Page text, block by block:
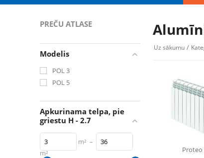
PREČU ATLASE
Modelis
POL 3
POL 5
Apkurinama telpa, pie
griestu H - 2.7
m² –
m²
Uz sākumu /
Proteo